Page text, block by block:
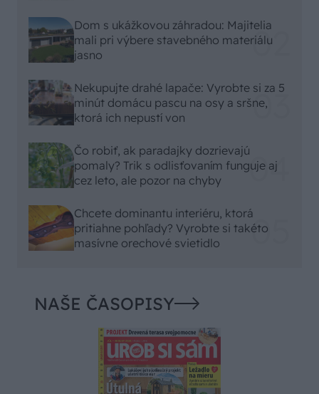
Dom s ukážkovou záhradou: Majitelia
mali pri výbere stavebného materiálu
jasno
Nekupujte drahé lapače: Vyrobte si za 5
minút domácu pascu na osy a sršne,
ktorá ich nepustí von
Čo robiť, ak paradajky dozrievajú
pomaly? Trik s odlisťovaním funguje aj
cez leto, ale pozor na chyby
Chcete dominantu interiéru, ktorá
pritiahne pohľady? Vyrobte si takéto
masívne orechové svietidlo
NAŠE ČASOPISY